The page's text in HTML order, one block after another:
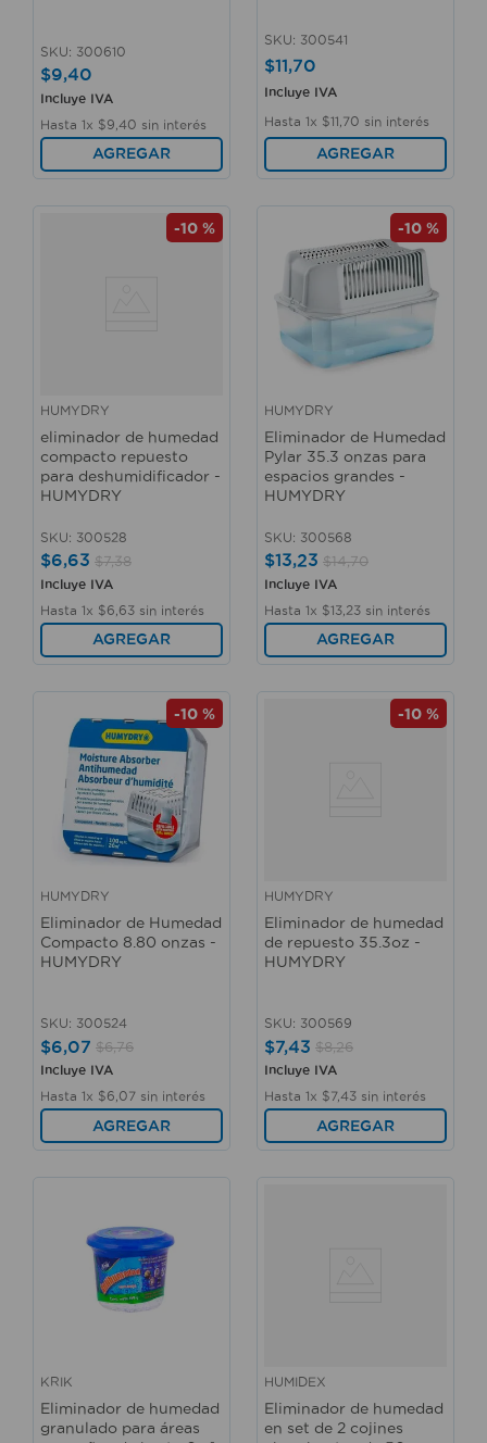
SKU: 300610
$9,40
Incluye IVA
Hasta 1x $9 40 sin interés
AGREGAR
SKU: 300541
$11,70
Incluye IVA
Hasta 1x $11 70 sin interés
AGREGAR
-10 %
HUMYDRY
eliminador de humedad
compacto repuesto
para deshumidificador -
HUMYDRY
SKU: 300528
$6,63 $7,38
Incluye IVA
Hasta 1x $6 63 sin interés
AGREGAR
-10 %
HUMYDRY
Eliminador de Humedad
Pylar 35.3 onzas para
espacios grandes -
HUMYDRY
SKU: 300568
$13,23 $14,70
Incluye IVA
Hasta 1x $13 23 sin interés
AGREGAR
-10 %
HUMYDRY
Eliminador de Humedad
Compacto 8.80 onzas -
HUMYDRY
SKU: 300524
$6,07 $6,76
Incluye IVA
Hasta 1x $6 07 sin interés
AGREGAR
-10 %
HUMYDRY
Eliminador de humedad
de repuesto 35.3oz -
HUMYDRY
SKU: 300569
$7,43 $8,26
Incluye IVA
Hasta 1x $7,43 sin interés
AGREGAR
KRIK
Eliminador de humedad
granulado para áreas
HUMIDEX
Eliminador de humedad
en set de 2 cojines